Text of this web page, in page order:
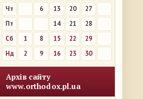
Чт
6 13 20
27
Пт
14 21
28
Сб
1 8 15 22
29
Нд
2 9 16 23 30
Архів сайту
www.orthodox.pl.ua